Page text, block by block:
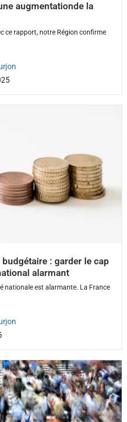
augmentationde la
ce rapport, notre Région confirme
budgétaire : garder le cap
alarmant
nationale est alarmante. La France